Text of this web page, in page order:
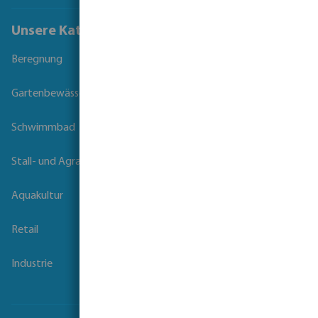
Unsere Kataloge
Beregnung
Gartenbewässerung
Schwimmbad
Stall- und Agrartechnik
Aquakultur
Retail
Industrie